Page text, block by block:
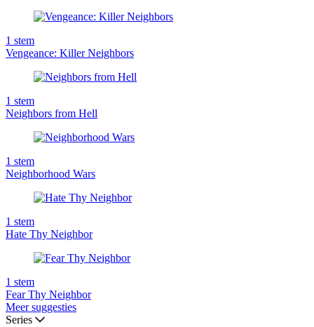
1 stem
Vengeance: Killer Neighbors
1 stem
Neighbors from Hell
1 stem
Neighborhood Wars
1 stem
Hate Thy Neighbor
1 stem
Fear Thy Neighbor
Meer suggesties
Series